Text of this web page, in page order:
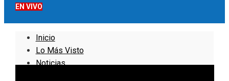
EN VIVO
Inicio
Lo Más Visto
Noticias